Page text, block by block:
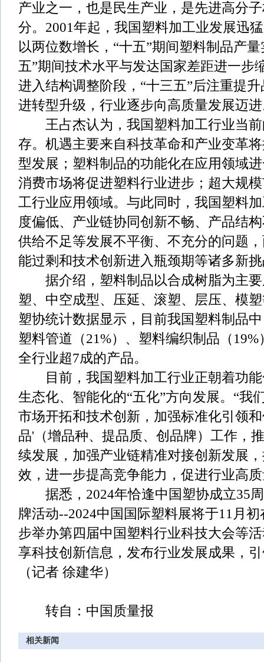
产业之一，也是民生产业，是先进高分
分。2001年起，我国塑料加工业发展迅
以两位数增长，“十五”期间塑料制品产
五”期间技术水平与发达国家差距进一步
进入结构调整阶段，“十三五”后注重提
进转型升级，行业逐步向高质量发展迈
王占杰认为，我国塑料加工行业当前
存。机遇主要来自科技革命和产业变革
型发展；塑料制品的功能化在应用领域
消费市场将促进塑料行业进步；超大规
工行业应用领域。与此同时，我国塑料
度偏低、产业链协同创新不畅、产品结
供给不足等发展不平衡、不充分的问题
能过剩和技术创新进入瓶颈期等诸多新
据介绍，塑料制品以合成树脂为主要
塑、中空成型、压延、滚塑、层压、模
塑协统计数据显示，目前我国塑料制品
塑料管道（21%）、塑料编织制品（
全行业超7成的产品。
目前，我国塑料加工行业正朝着功能
生态化、智能化的“五化”方向发展。“我
市场开拓和技术创新，加强标准化引领
品'（增品种、提品质、创品牌）工作，
续发展，加强产业链精准对接创新发展
效，进一步提高竞争能力，促进行业高
据悉，2024年恰逢中国塑协成立35周
牌活动--2024中国国际塑料展将于11月
步举办第四届中国塑料行业科技大会等
享科技创新信息，发布行业发展成果，
（记者 徐建华）
转自：中国质量报
相关新闻